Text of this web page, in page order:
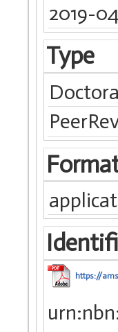
2019-
Type
https://